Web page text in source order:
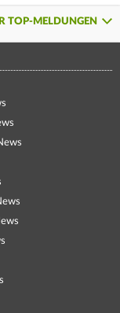
TOP-MELDUNGEN